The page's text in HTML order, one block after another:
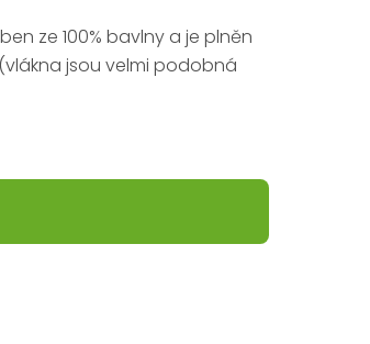
ze 100% bavlny a je plněn
jsou velmi podobná